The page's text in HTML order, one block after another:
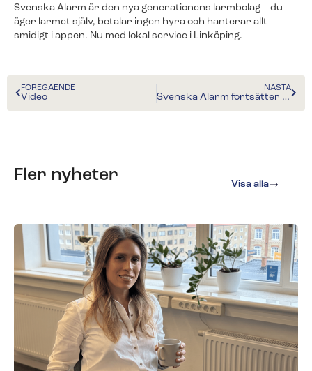
Svenska Alarm är den nya generationens larmbolag – du
äger larmet själv, betalar ingen hyra och hanterar allt
smidigt i appen. Nu med lokal service i Linköping.
FÖREGÅENDE
Video
NÄSTA
Svenska Alarm fortsätter växa – omsättningen passerar 40 miljoner
Fler nyheter
Visa alla